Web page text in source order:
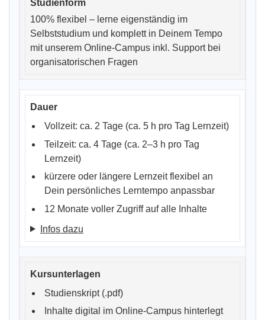
100% flexibel – lerne eigenständig im
Selbststudium und komplett in Deinem Tempo
mit unserem Online-Campus inkl. Support bei
organisatorischen Fragen
Vollzeit: ca. 2 Tage (ca. 5 h pro Tag Lernzeit)
Teilzeit: ca. 4 Tage (ca. 2–3 h pro Tag
Lernzeit)
kürzere oder längere Lernzeit flexibel an
Dein persönliches Lerntempo anpassbar
12 Monate voller Zugriff auf alle Inhalte
Infos dazu
Studienskript (.pdf)
Inhalte digital im Online-Campus hinterlegt